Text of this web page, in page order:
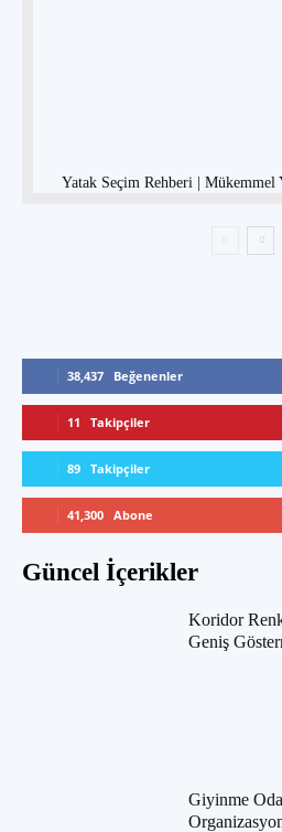
Yatak Seçim Rehberi | Mükemmel
38,437 Beğenenler
11 Takipçiler
89 Takipçiler
41,300 Abone
Güncel İçerikler
Koridor
Geniş
Giyinme